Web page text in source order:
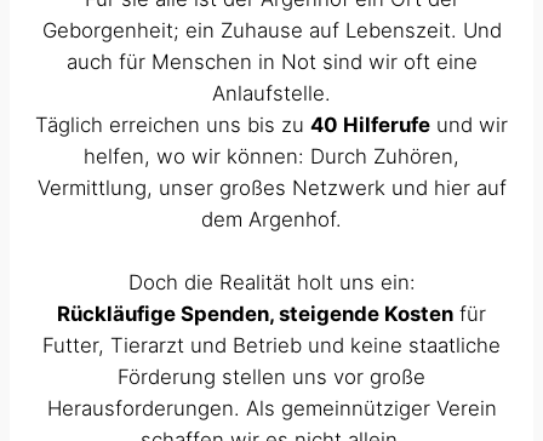
Geborgenheit; ein Zuhause auf Lebenszeit. Und
auch für Menschen in Not sind wir oft eine
Anlaufstelle.
Täglich erreichen uns bis zu 40 Hilferufe und wir
helfen, wo wir können: Durch Zuhören,
Vermittlung, unser großes Netzwerk und hier auf
dem Argenhof.
Doch die Realität holt uns ein:
Rückläufige Spenden, steigende Kosten für
Futter, Tierarzt und Betrieb und keine staatliche
Förderung stellen uns vor große
Herausforderungen. Als gemeinnütziger Verein